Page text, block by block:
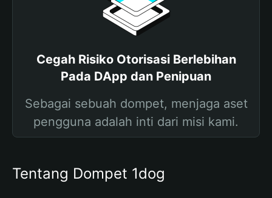
Cegah Risiko Otorisasi Berlebihan
Pada DApp dan Penipuan
Sebagai sebuah dompet, menjaga aset
pengguna adalah inti dari misi kami.
Tentang Dompet 1dog